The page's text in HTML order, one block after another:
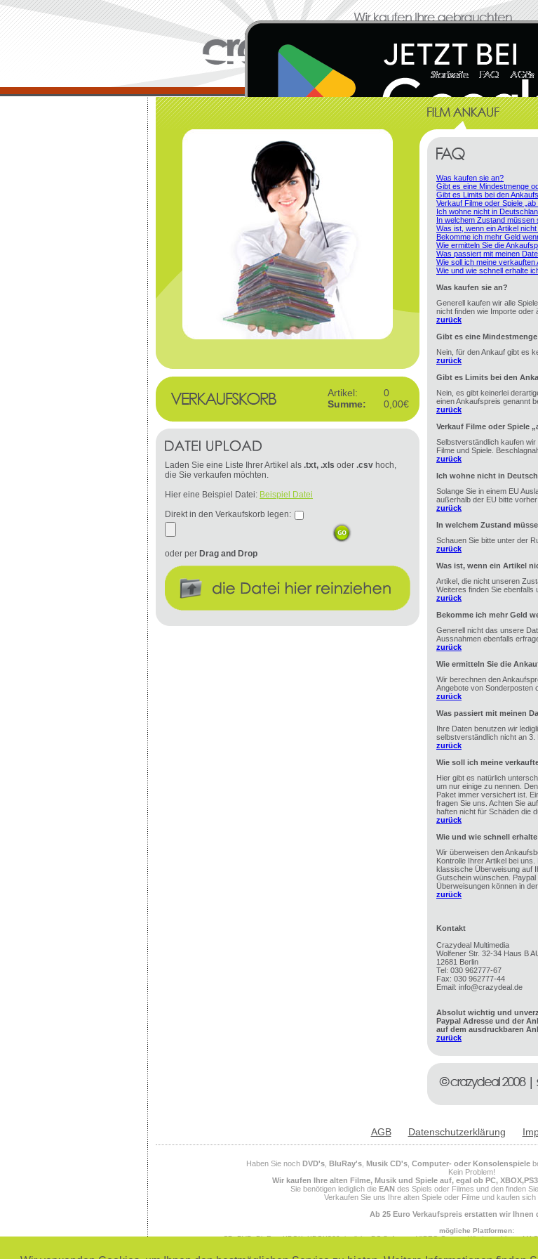
Was kaufen sie an?
Gibt es eine Mindestmenge
Gibt es Limits bei den
Verkauf Filme oder Spiele
Ich wohne nicht in
In welchem Zustand müssen
Was ist, wenn ein Artikel
Bekomme ich mehr Geld
Wie ermitteln Sie die
Was passiert mit meinen
Wie soll ich meine
Wie und wie schnell erhalte
Was kaufen sie an?
Generell kaufen wir alle
nicht finden wie Importe oder
zurück
Gibt es eine
Nein, für den Ankauf gibt es
zurück
Gibt es Limits bei den
Nein, es gibt keinerlei
einen Ankaufspreis genannt
zurück
Verkauf Filme oder Spiele
Selbstverständlich kaufen wir
Filme und Spiele.
zurück
Ich wohne nicht in
Solange Sie in einem EU
außerhalb der EU bitte
zurück
In welchem Zustand
Schauen Sie bitte unter der
zurück
Was ist, wenn ein Artikel
Artikel, die nicht unseren
Weiteres finden Sie ebenfalls
zurück
Bekomme ich mehr Geld
Generell nicht das unsere
Aussnahmen ebenfalls
zurück
Wie ermitteln Sie die
Wir berechnen den
Angebote von Sonderposten
zurück
Was passiert mit meinen
Ihre Daten benutzen wir
selbstverständlich nicht an 3.
zurück
Wie soll ich meine
Hier gibt es natürlich
um nur einige zu nennen.
Paket immer versichert ist.
fragen Sie uns. Achten Sie
haften nicht für Schäden die
zurück
Wie und wie schnell
Wir überweisen den
Kontrolle Ihrer Artikel bei
klassische Überweisung auf
Gutschein wünschen. Paypal
Überweisungen können in
zurück
Kontakt
Crazydeal Multimedia
Wolfener Str. 32-34 Haus B
12681 Berlin
Tel: 030 962777-67
Fax: 030 962777-44
Email: info@crazydeal.de
Absolut wichtig und
Paypal Adresse und der
auf dem ausdruckbaren
zurück
Artikel:
0
Summe:
0,00€
Laden Sie eine Liste Ihrer Artikel als .txt, .xls oder .csv hoch,
die Sie verkaufen möchten.
Hier eine Beispiel Datei: Beispiel Datei
Direkt in den Verkaufskorb legen:
oder per Drag and Drop
AGB Datenschutzerklärung
Haben Sie noch DVD's, BluRay's, Musik CD's, Computer- oder Konsolenspiele
Kein Problem!
Wir kaufen Ihre alten Filme, Musik und Spiele auf, egal ob PC,
Sie benötigen lediglich die EAN des Spiels oder Filmes und den finden
Verkaufen Sie uns Ihre alten Spiele oder Filme und kaufen sich
Ab 25 Euro Verkaufspreis erstatten wir Ihnen
mögliche Plattformen:
CD, DVD, BluRay, XBOX, XBOX360, jegliche PC Software, VIDEO Games, Windows, Linux,